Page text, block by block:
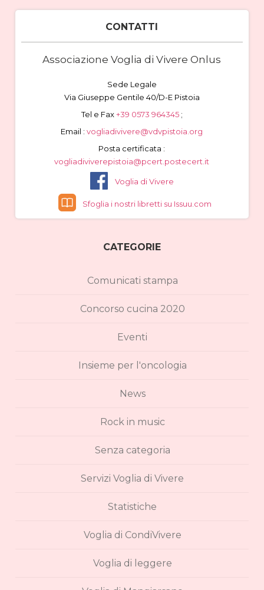
CONTATTI
Associazione Voglia di Vivere Onlus
Sede Legale
Via Giuseppe Gentile 40/D-E Pistoia
Tel e Fax+39 0573 964345 ;
Email : vogliadivivere@vdvpistoia.org
Posta certificata :
vogliadiviverepistoia@pcert.postecert.it
Voglia di Vivere
Sfoglia i nostri libretti su Issuu.com
CATEGORIE
Comunicati stampa
Concorso cucina 2020
Eventi
Insieme per l'oncologia
News
Rock in music
Senza categoria
Servizi Voglia di Vivere
Statistiche
Voglia di CondiVivere
Voglia di leggere